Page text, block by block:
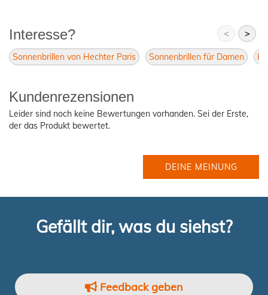
Interesse? < >
Sonnenbrillen von Hechter Paris Sonnenbrillen für Damen
Kundenrezensionen
Leider sind noch keine Bewertungen vorhanden. Sei der Erste,
der das Produkt bewertet.
DEINE MEINUNG
Gefällt dir, was du siehst?
Feedback geben